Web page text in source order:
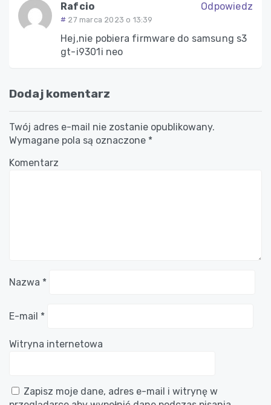
Rafcio
27 marca 2023 o 13:39
Hej,nie pobiera firmware do samsung s3
gt-i9301i neo
Odpowiedz
Dodaj komentarz
Twój adres e-mail nie zostanie opublikowany.
Wymagane pola są oznaczone *
Komentarz
Nazwa *
E-mail *
Witryna internetowa
Zapisz moje dane, adres e-mail i witrynę w